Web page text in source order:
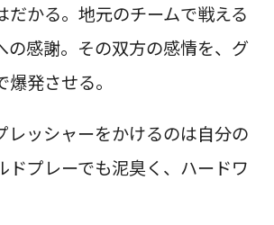
だかる。地元のチームで戦える
の感謝。その双方の感情を、グ
発させる。
レッシャーをかけるのは自分の
ドプレーでも泥臭く、ハードワ